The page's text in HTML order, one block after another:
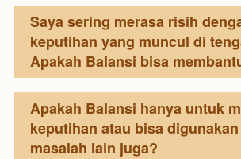
Saya sering merasa risih
keputihan yang muncul di
Apakah Balansi bisa
Apakah Balansi hanya untuk
keputihan atau bisa
masalah lain juga?